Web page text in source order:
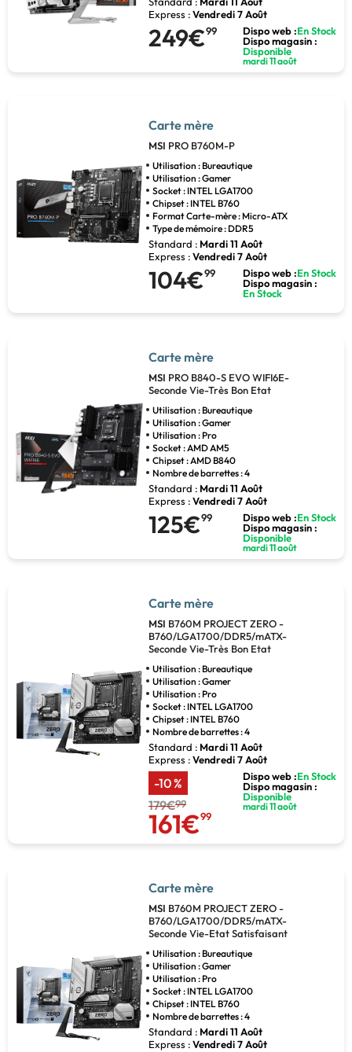
Express :Vendredi 7 Août
249€99 Dispo web :En Stock
Dispo magasin :
Disponible
mardi 11 août
Carte mère
MSI PRO B760M-P
Utilisation : Bureautique
Utilisation : Gamer
Socket : INTEL LGA1700
Chipset : INTEL B760
Format Carte-mère : Micro-ATX
Type de mémoire : DDR5
Standard : Mardi 11 Août
Express :Vendredi 7 Août
104€99 Dispo web :En Stock
Dispo magasin :
En Stock
Carte mère
MSI PRO B840-S EVO WIFI6E-
Seconde Vie-Très Bon Etat
Utilisation : Bureautique
Utilisation : Gamer
Utilisation : Pro
Socket : AMD AM5
Chipset : AMD B840
Nombre de barrettes : 4
Standard : Mardi 11 Août
Express :Vendredi 7 Août
125€99 Dispo web :En Stock
Dispo magasin :
Disponible
mardi 11 août
Carte mère
MSI B760M PROJECT ZERO -
B760/LGA1700/DDR5/mATX-
Seconde Vie-Très Bon Etat
Utilisation : Bureautique
Utilisation : Gamer
Utilisation : Pro
Socket : INTEL LGA1700
Chipset : INTEL B760
Nombre de barrettes : 4
Standard : Mardi 11 Août
Express :Vendredi 7 Août
-10 %
179€99
161€99
Dispo web :En Stock
Dispo magasin :
Disponible
mardi 11 août
Carte mère
MSI B760M PROJECT ZERO -
B760/LGA1700/DDR5/mATX-
Seconde Vie-Etat Satisfaisant
Utilisation : Bureautique
Utilisation : Gamer
Utilisation : Pro
Socket : INTEL LGA1700
Chipset : INTEL B760
Nombre de barrettes : 4
Standard : Mardi 11 Août
Express :Vendredi 7 Août